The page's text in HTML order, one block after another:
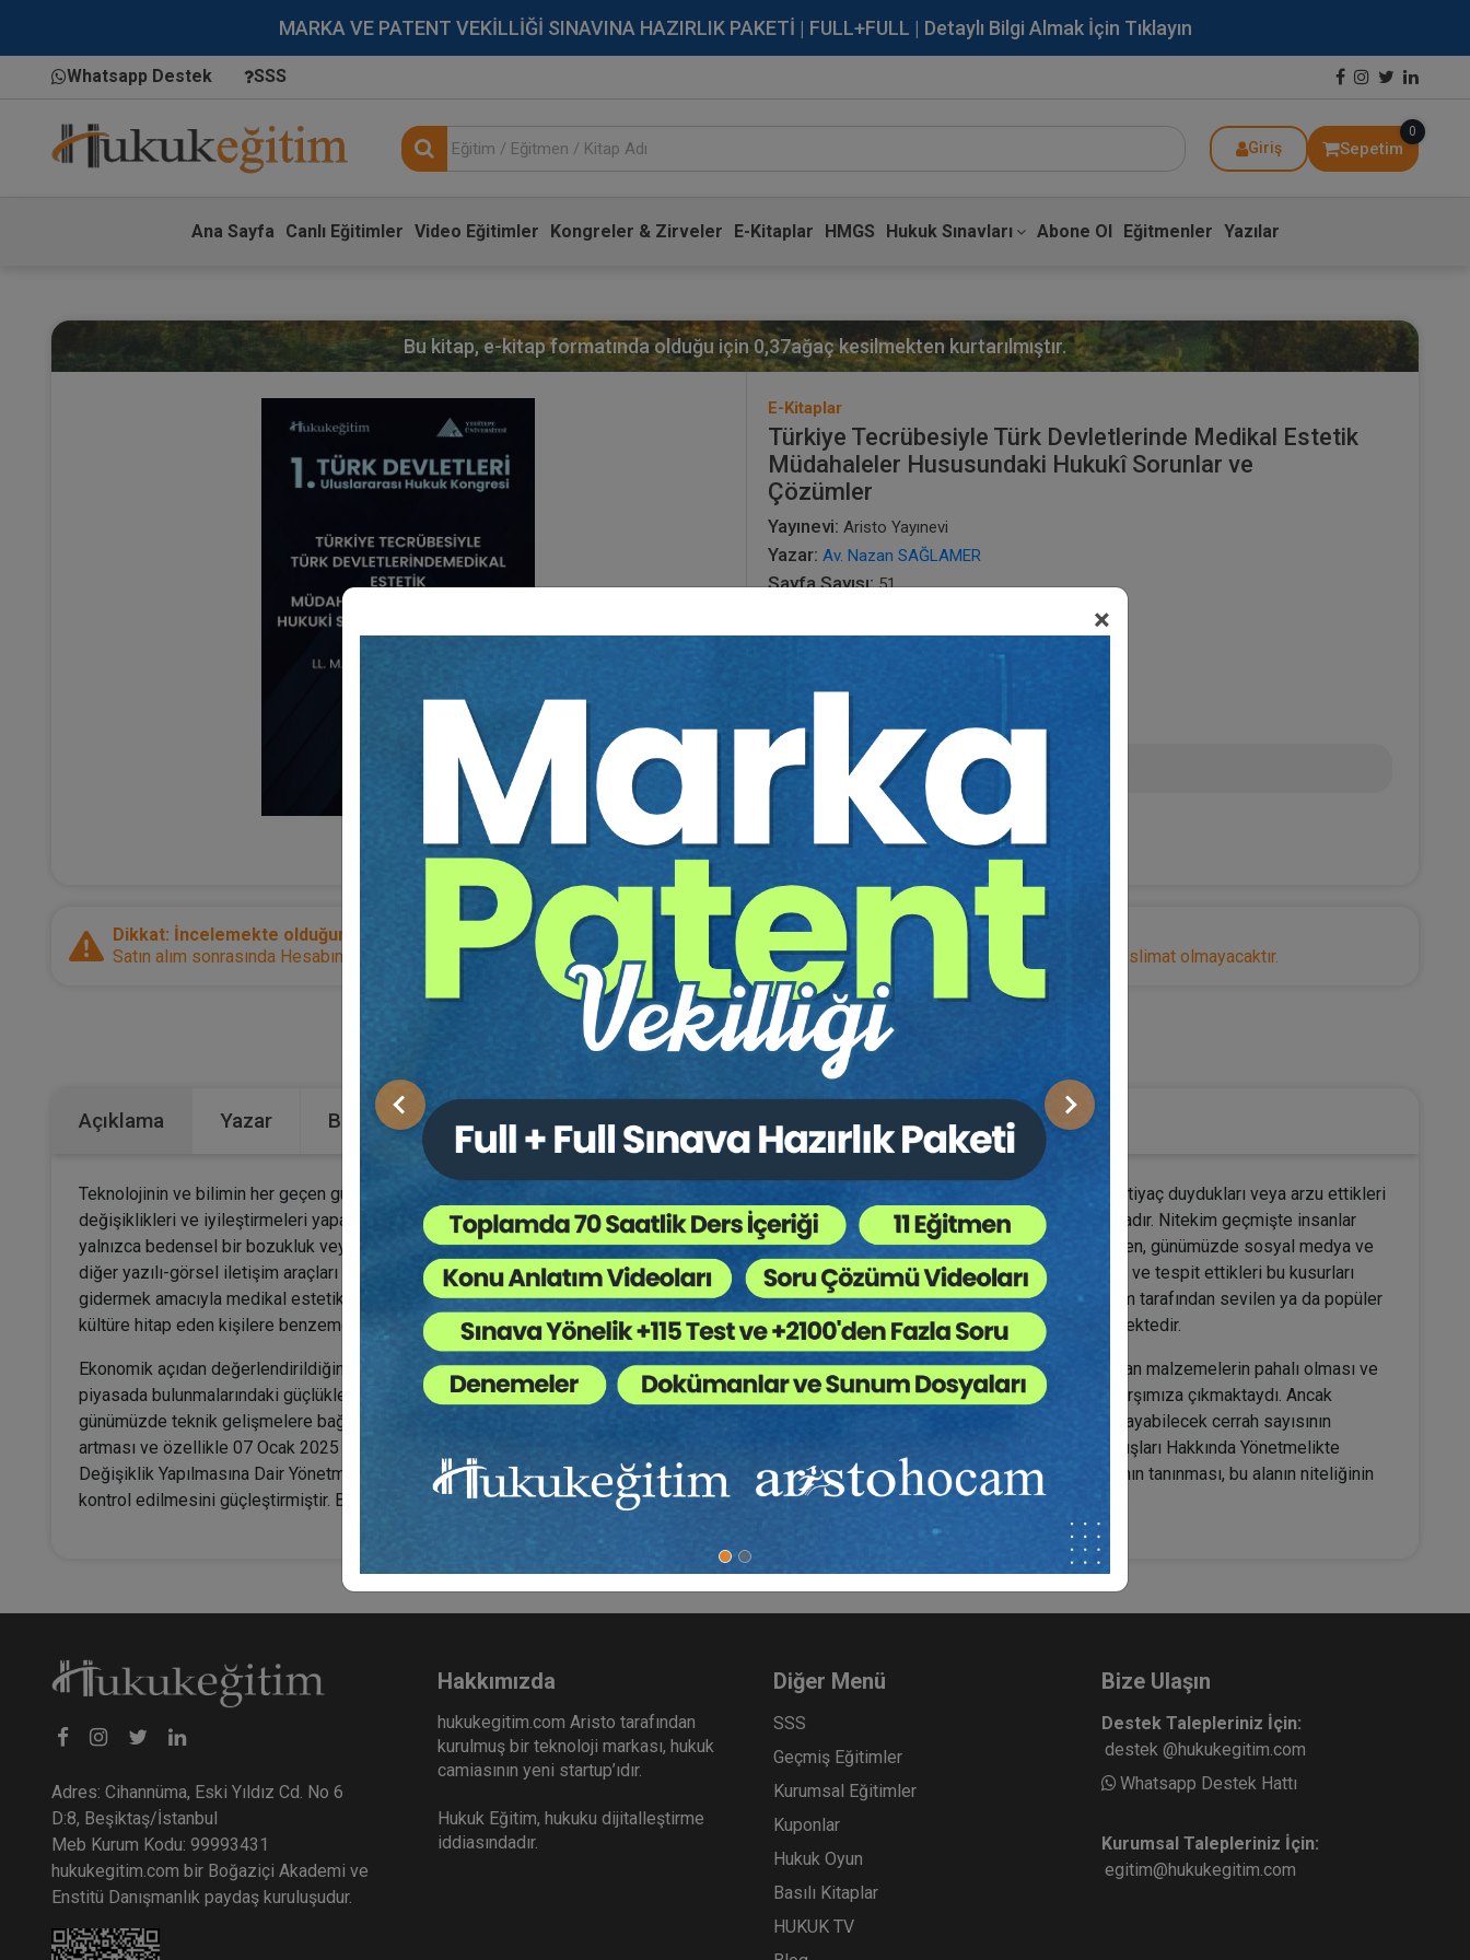
MARKA VE PATENT VEKİLLİĞİ SINAVINA HAZIRLIK PAKETİ | FULL+FULL | Detaylı Bilgi Almak İçin Tıklayın
Whatsapp Destek SSS
Giriş Sepetim
0
Ana Sayfa Canlı Eğitimler Video Eğitimler Kongreler & Zirveler E-Kitaplar HMGS Hukuk Sınavları Abone Ol Eğitmenler Yazılar
×
Önceki Sonraki
Bu kitap, e-kitap formatında olduğu için0,37ağaç kesilmekten kurtarılmıştır.
E-Kitaplar
Türkiye Tecrübesiyle Türk Devletlerinde Medikal Estetik
Müdahaleler Hususundaki Hukukî Sorunlar ve
Çözümler
Yayınevi: Aristo Yayınevi
Yazar: Av. Nazan SAĞLAMER
Sayfa Sayısı: 51
Baskı: 1
Basılı Olsaydı Fiyatı:
75,00 TL 45,00 TL
Sepete Ekle
Dikkat: İncelemekte olduğunuz ürün bir e-kitaptır.
Satın alım sonrasında Hesabım sayfanız üzerinden direkt olarak ulaşabilir ve cihazlarınızdan okuyabilirsiniz. Adresinize herhangi bir teslimat olmayacaktır.
Bütün Hukuk Kitapları,Kongreler / Sempozyumlar
Açıklama Yazar Bu Kitap İçin Kaç Ağaç Kesiliyor ?
Teknolojinin ve bilimin her geçen gün ilerlemesi, tıp dünyasını da doğrudan etkilemekte; yaşanan gelişmeler bireylerin dış görünüşlerinde ihtiyaç duydukları veya arzu ettikleri
değişiklikleri ve iyileştirmeleri yapabilmelerine imkân tanımaktadır. Bu doğrultuda medikal estetik müdahalelere olan talep giderek artmaktadır. Nitekim geçmişte insanlar
yalnızca bedensel bir bozukluk veya anomali söz konusu olduğunda bu durumun düzeltilmesi için medikal estetik müdahalelere başvururken, günümüzde sosyal medya ve
diğer yazılı-görsel iletişim araçları tarafından toplum üzerinde yaratılan güzellik algısı sebebiyle bireyler kendi vücutlarında kusur aramakta ve tespit ettikleri bu kusurları
gidermek amacıyla medikal estetik müdahalelere yönelmektedir. Hatta bazı durumlarda herhangi bir kusurun oluşmasını engellemek, toplum tarafından sevilen ya da popüler
kültüre hitap eden kişilere benzemek, daha güzel görünmek veya genç kalmak gibi amaçlarla da bu tür müdahalelerin tercih edildiği görülmektedir.
Ekonomik açıdan değerlendirildiğinde, geçmişte medikal estetik müdahaleleri gerçekleştiren cerrah sayısının azlığı, uygulamalarda kullanılan malzemelerin pahalı olması ve
piyasada bulunmalarındaki güçlükler nedeniyle bu müdahaleler yalnızca ekonomik açıdan güçlü bireylerin erişebildiği uygulamalar olarak karşımıza çıkmaktaydı. Ancak
günümüzde teknik gelişmelere bağlı olarak ameliyat ve müdahalelerin daha düşük maliyetle yapılabilmesi, medikal estetik müdahale uygulayabilecek cerrah sayısının
artması ve özellikle 07 Ocak 2025 tarihli 32775 sayılı Resmî Gazete ile yürürlüğe giren “Ayakta Teşhis ve Tedavi Yapılan Özel Sağlık Kuruluşları Hakkında Yönetmelikte
Değişiklik Yapılmasına Dair Yönetmelik” sayesinde tüm hekimlere sertifika almak şartıyla medikal estetik müdahalede bulunabilme imkânının tanınması, bu alanın niteliğinin
kontrol edilmesini güçleştirmiştir. Böylece medikal estetik müdahalelerin çok daha kolay uygulanabilir hâle geldiği bir döneme girilmiştir.
Adres: Cihannüma, Eski Yıldız Cd. No 6
D:8, Beşiktaş/İstanbul
Meb Kurum Kodu: 99993431
hukukegitim.com bir Boğaziçi Akademi ve
Enstitü Danışmanlık paydaş kuruluşudur.
Hakkımızda
hukukegitim.com Aristo tarafından
kurulmuş bir teknoloji markası, hukuk
camiasının yeni startup’ıdır.
Hukuk Eğitim, hukuku dijitalleştirme
iddiasındadır.
Diğer Menü
SSS
Geçmiş Eğitimler
Kurumsal Eğitimler
Kuponlar
Hukuk Oyun
Basılı Kitaplar
HUKUK TV
Bize Ulaşın
Destek Talepleriniz İçin:
destek @hukukegitim.com
Whatsapp Destek Hattı
Kurumsal Talepleriniz İçin:
egitim@hukukegitim.com